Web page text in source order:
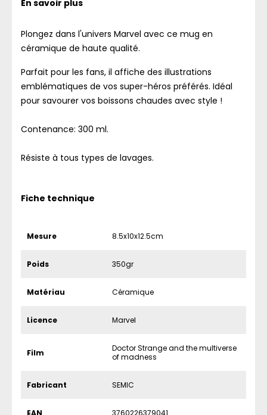
En savoir plus
Plongez dans l'univers Marvel avec ce mug en
céramique de haute qualité.
Parfait pour les fans, il affiche des illustrations
emblématiques de vos super-héros préférés. Idéal
pour savourer vos boissons chaudes avec style !
Contenance: 300 ml.
Résiste à tous types de lavages.
Fiche technique
Mesure 8.5x10x12.5cm
Poids 350gr
Matériau Céramique
Licence Marvel
Film
Doctor Strange and the multiverse
of madness
Fabricant SEMIC
EAN 3760226379041